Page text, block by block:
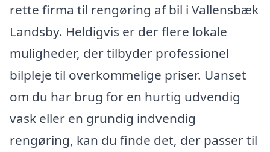
rette firma til rengøring af bil i Vallensbæk
Landsby. Heldigvis er der flere lokale
muligheder, der tilbyder professionel
bilpleje til overkommelige priser. Uanset
om du har brug for en hurtig udvendig
vask eller en grundig indvendig
rengøring, kan du finde det, der passer til